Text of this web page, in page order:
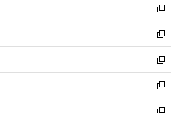
で
開
く
ド
ウ
で
開
く
ィ
ン
ド
ウ
で
開
く
い
ウ
ィ
ン
ド
ウ
で
開
く
新
し
い
ウ
ィ
ン
ド
ウ
で
新
し
い
ウ
ィ
ン
新
し
い
ウ
新
し